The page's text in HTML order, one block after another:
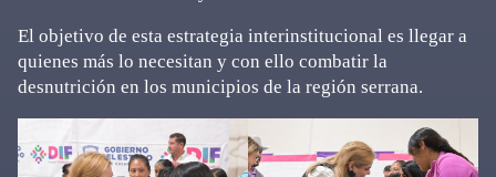
El objetivo de esta estrategia interinstitucional es llegar a
quienes más lo necesitan y con ello combatir la
desnutrición en los municipios de la región serrana.